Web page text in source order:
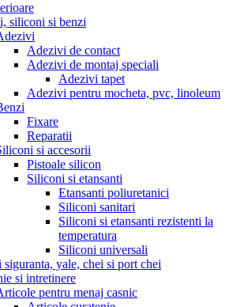
siliconi si benzi
Adezivi de contact
Adezivi de montaj speciali
Adezivi tapet
Adezivi pentru mocheta, pvc, linoleum
Fixare
Reparatii
si accesorii
Pistoale silicon
Siliconi si etansanti
Etansanti poliuretanici
Siliconi sanitari
Siliconi si etansanti rezistenti la
temperatura
Siliconi universali
yale, chei si port chei
si intretinere
pentru menaj casnic